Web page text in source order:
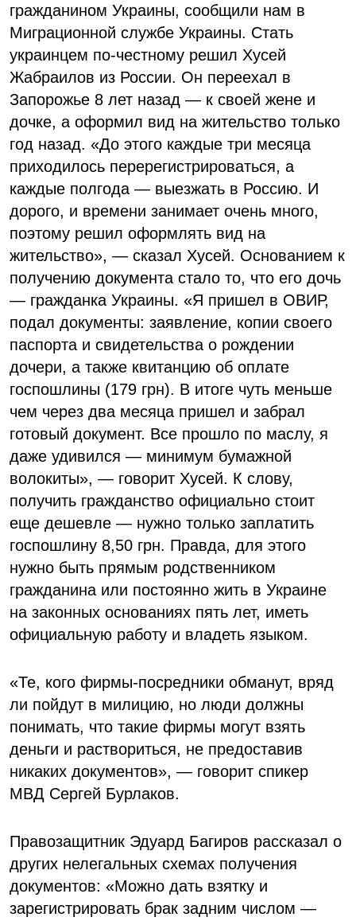
гражданином Украины, сообщили нам в
Миграционной службе Украины. Стать
украинцем по-честному решил Хусей
Жабраилов из России. Он переехал в
Запорожье 8 лет назад — к своей жене и
дочке, а оформил вид на жительство только
год назад. «До этого каждые три месяца
приходилось перерегистрироваться, а
каждые полгода — выезжать в Россию. И
дорого, и времени занимает очень много,
поэтому решил оформлять вид на
жительство», — сказал Хусей. Основанием к
получению документа стало то, что его дочь
— гражданка Украины. «Я пришел в ОВИР,
подал документы: заявление, копии своего
паспорта и свидетельства о рождении
дочери, а также квитанцию об оплате
госпошлины (179 грн). В итоге чуть меньше
чем через два месяца пришел и забрал
готовый документ. Все прошло по маслу, я
даже удивился — минимум бумажной
волокиты», — говорит Хусей. К слову,
получить гражданство официально стоит
еще дешевле — нужно только заплатить
госпошлину 8,50 грн. Правда, для этого
нужно быть прямым родственником
гражданина или постоянно жить в Украине
на законных основаниях пять лет, иметь
официальную работу и владеть языком.
«Те, кого фирмы-посредники обманут, вряд
ли пойдут в милицию, но люди должны
понимать, что такие фирмы могут взять
деньги и раствориться, не предоставив
никаких документов», — говорит спикер
МВД Сергей Бурлаков.
Правозащитник Эдуард Багиров рассказал о
других нелегальных схемах получения
документов: «Можно дать взятку и
зарегистрировать брак задним числом —